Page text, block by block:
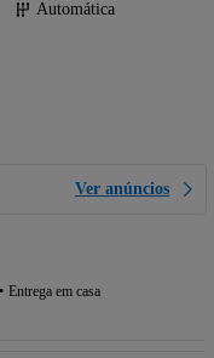
Automática
Ver anúncios
Entrega em casa